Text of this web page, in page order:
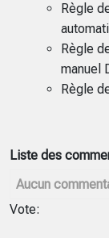
Règle
Règle
manuel
Règle
Liste des
Aucun
Vote: